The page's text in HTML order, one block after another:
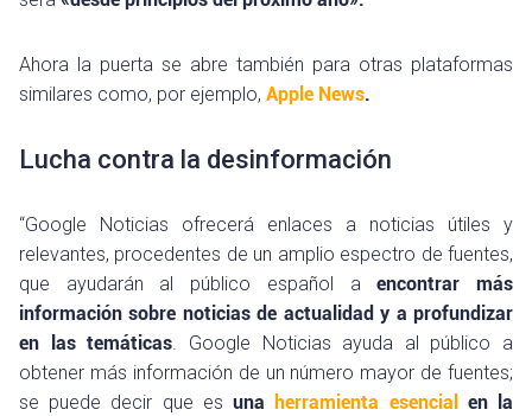
Ahora la puerta se abre también para otras plataformas
similares como, por ejemplo, Apple News.
Lucha contra la desinformación
“Google Noticias ofrecerá enlaces a noticias útiles y
relevantes, procedentes de un amplio espectro de fuentes,
que ayudarán al público español aencontrar más
información sobre noticias de actualidad y a profundizar
en las temáticas. Google Noticias ayuda al público a
obtener más información de un número mayor de fuentes;
se puede decir que es una herramienta esencial
en la